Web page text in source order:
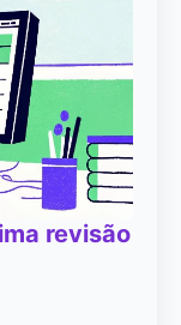
revisão